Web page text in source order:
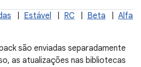
Estável RC Beta Alfa
são enviadas separadamente
as atualizações nas bibliotecas